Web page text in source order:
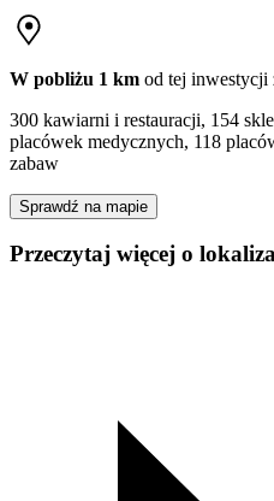
W pobliżu 1 km od tej inwestycji
300 kawiarni i restauracji, 154
placówek medycznych, 118
zabaw
Sprawdź na mapie
Przeczytaj więcej o